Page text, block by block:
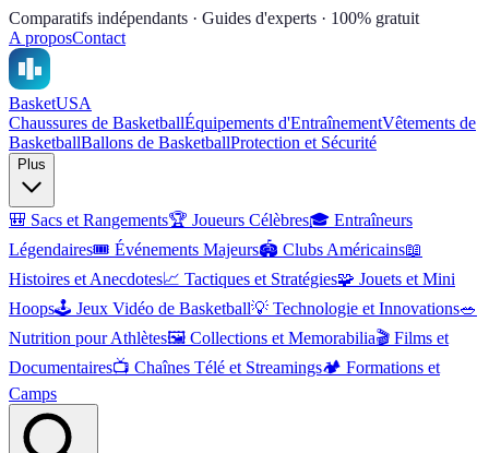
Comparatifs indépendants · Guides d'experts · 100% gratuit
A proposContact
BasketUSA
Chaussures de BasketballÉquipements d'EntraînementVêtements de
BasketballBallons de BasketballProtection et Sécurité
Plus
🎒 Sacs et Rangements🏆 Joueurs Célèbres🎓 Entraîneurs
Légendaires🎟️ Événements Majeurs🏟️ Clubs Américains📖
Histoires et Anecdotes📈 Tactiques et Stratégies🧩 Jouets et Mini
Hoops🕹️ Jeux Vidéo de Basketball💡 Technologie et Innovations🥗
Nutrition pour Athlètes🖼️ Collections et Memorabilia🎬 Films et
Documentaires📺 Chaînes Télé et Streamings🏕️ Formations et
Camps